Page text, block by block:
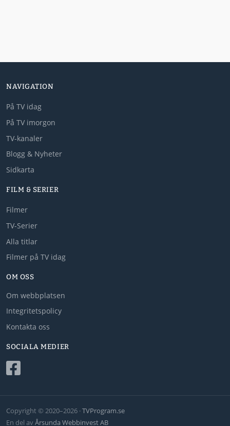
NAVIGATION
På TV idag
På TV imorgon
TV-kanaler
Blogg & Nyheter
Sidkarta
FILM & SERIER
Filmer
TV-Serier
Alla titlar
Filmer på TV idag
OM OSS
Om webbplatsen
Integritetspolicy
Kontakta oss
SOCIALA MEDIER
Copyright © 2020–2026 ·TVProgram.se
En del avÅrsunda Webbinvest AB